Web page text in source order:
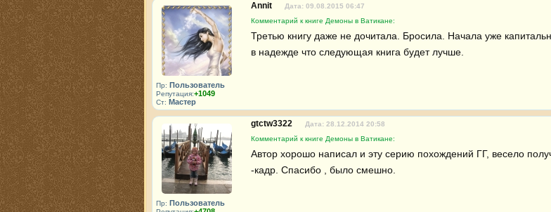
Пр: Пользователь
Репутация:+1049
Ст: Мастер
Annit
Дата: 09.08.2015 06:47
Комментарий к книге Демоны в Ватикане:
Третью книгу даже не дочитала. Бросила. Начала уже
в надежде что следующая книга будет лучше.
Пр: Пользователь
gtctw3322
Дата: 28.12.2014 20:58
Комментарий к книге Демоны в Ватикане:
Автор хорошо написал и эту серию похождений ГГ, весело
-кадр. Спасибо , было смешно.